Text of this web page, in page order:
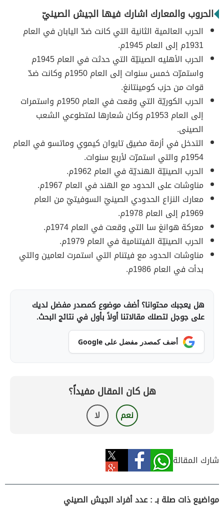
الحروب والمعارك اشارك فيها الجيش الصينيّ
الحرب العالمية الثانية التي كانت ضدّ اليابان في العام
1931م إلى العام 1945م.
الحرب الأهليه الصينيّة التي حدثت في العام 1945م
واستمرّت خمس سنوات إلى العام 1950م وكانت ضدّ
قوات من حزب كومينتانغ.
الحرب الكوريّة التي وقعت في العام 1950م واستمرات
إلى العام 1953م وكان شعارها لمتطوعي الشعب
الصينى.
التدخل في أزمة مضيق تايوان كيموي وماتسو في العام
1954م والتي استمرّت لأربع سنوات.
الحرب الصينيّة الهنديّة في العام 1962م.
مناوشات على الحدود مع الهند في العام 1967م.
معارك النزاع الحدودي الصينيّ السوفيتيّ من العام
1969م إلى العام 1978م.
معركة هوانغ سا التي وقعت في العام 1974م.
الحرب الصينيّة الفيتنامية في العام 1979م.
مناوشات الحدود مع فيتنام التي استمرت لعامين والتي
بدأت في العام 1986م.
هل يعجبك محتوانا؟ أضف موضوع كمصدر مفضل لديك
على جوجل لتصلك مقالاتنا أولاً بأول في نتائج البحث.
أضف كمصدر مفضل على Google
هل كان المقال مفيداً؟
نعم لا
شارك المقالة
مواضيع ذات صلة بـ : عدد أفراد الجيش الصيني